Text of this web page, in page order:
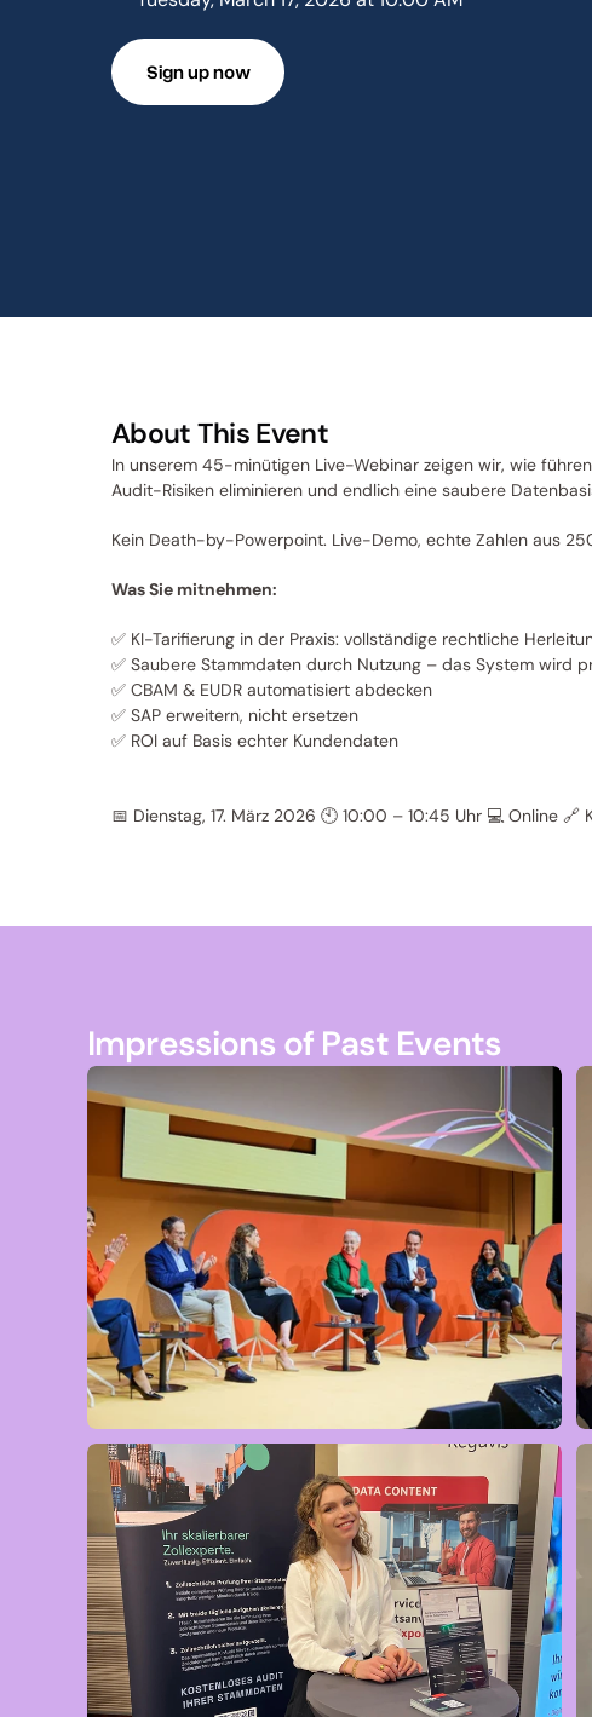
Sign up now
About This Event
In unserem 45-minütigen Live-Webinar zeigen wir, wie
Audit-Risiken eliminieren und endlich eine saubere
Kein Death-by-Powerpoint. Live-Demo, echte Zahlen aus
Was Sie mitnehmen:
✅ KI-Tarifierung in der Praxis: vollständige rechtliche
✅ Saubere Stammdaten durch Nutzung – das System wird
✅ CBAM & EUDR automatisiert abdecken
✅ SAP erweitern, nicht ersetzen
✅ ROI auf Basis echter Kundendaten
📅 Dienstag, 17. März 2026 🕙 10:00 – 10:45 Uhr 💻 Online 🔗
Impressions of Past Events